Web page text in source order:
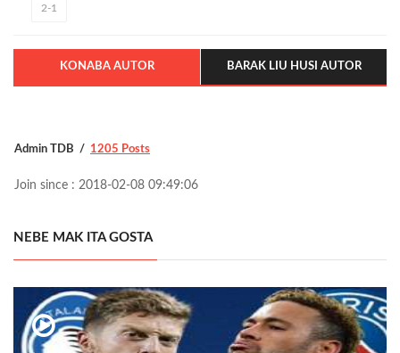
2-1
KONABA AUTOR BARAK LIU HUSI AUTOR
Admin TDB 1205 Posts
Join since : 2018-02-08 09:49:06
NEBE MAK ITA GOSTA